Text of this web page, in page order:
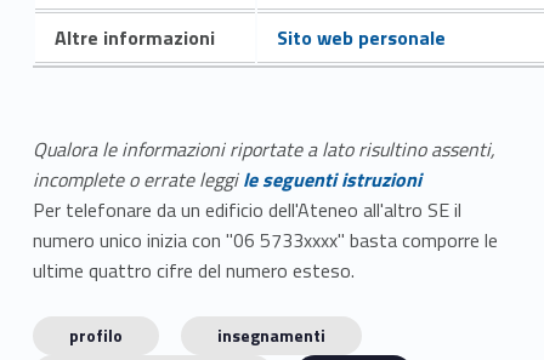
Altre informazioni
Sito web personale
Qualora le informazioni riportate a lato risultino assenti,
incomplete o errate leggile seguenti istruzioni
Per telefonare da un edificio dell'Ateneo all'altro SE il
numero unico inizia con "06 5733xxxx" basta comporre le
ultime quattro cifre del numero esteso.
profilo
insegnamenti